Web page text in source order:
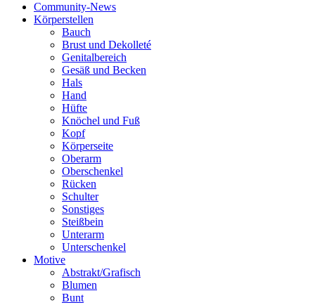
Community-News
Körperstellen
Bauch
Brust und Dekolleté
Genitalbereich
Gesäß und Becken
Hals
Hand
Hüfte
Knöchel und Fuß
Kopf
Körperseite
Oberarm
Oberschenkel
Rücken
Schulter
Sonstiges
Steißbein
Unterarm
Unterschenkel
Motive
Abstrakt/Grafisch
Blumen
Bunt